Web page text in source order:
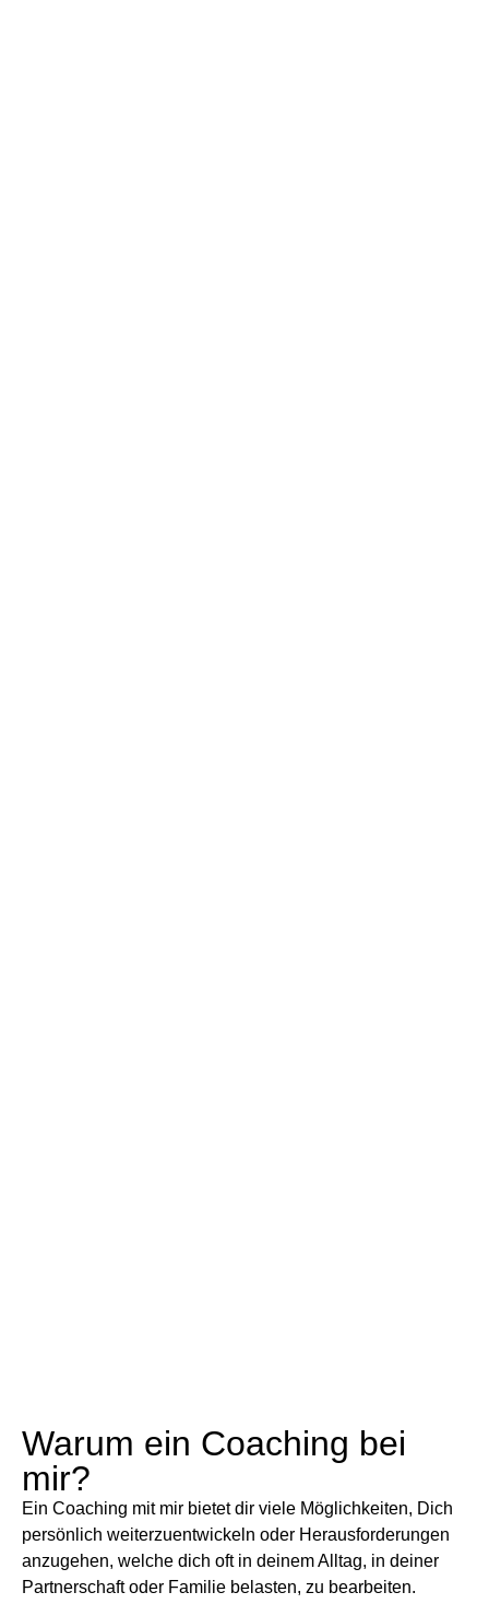
Warum ein Coaching bei
mir?
Ein Coaching mit mir bietet dir viele Möglichkeiten, Dich
persönlich weiterzuentwickeln oder Herausforderungen
anzugehen, welche dich oft in deinem Alltag, in deiner
Partnerschaft oder Familie belasten, zu bearbeiten.